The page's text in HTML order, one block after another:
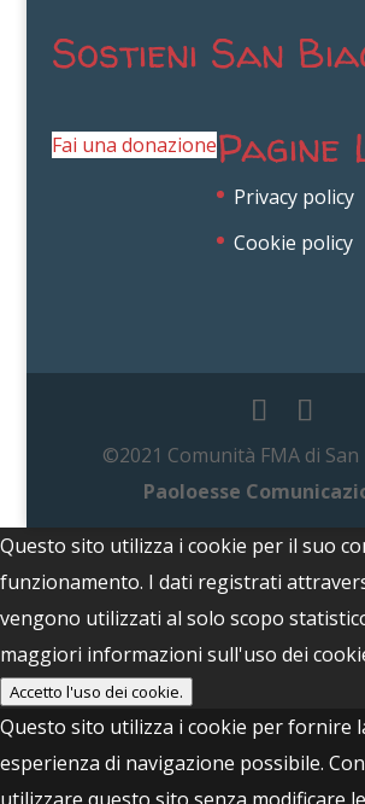
Sostieni San
Fai una donazionePagine
Privacy policy
Cookie policy
©2021 Comunità FMA di
Paoloesse
Questo sito utilizza i cookie per il suo
funzionamento. I dati registrati
vengono utilizzati al solo scopo
maggiori informazioni sull'uso dei
Accetto l'uso dei cookie.
Questo sito utilizza i cookie per fornire
esperienza di navigazione possibile.